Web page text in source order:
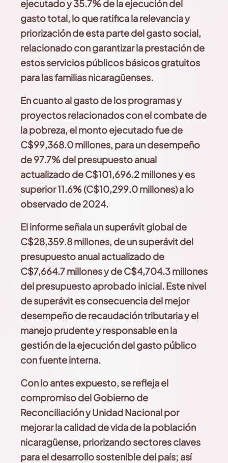
ejecutado y 35.7% de la ejecución del
gasto total, lo que ratifica la relevancia y
priorizaciónde esta parte del gasto social,
relacionado con garantizar la prestación de
estos servicios públicos básicos gratuitos
para las familias nicaragüenses.
En cuanto al gasto de los programas y
proyectos relacionados con el combate de
la pobreza, el montoejecutado fue de
C$99,368.0 millones, para un desempeño
de97.7% del presupuesto anual
actualizado de C$101,696.2millones y es
superior 11.6% (C$10,299.0 millones) a lo
observado de 2024.
El informe señala un superávit global de
C$28,359.8 millones, de un superávit del
presupuesto anual actualizado de
C$7,664.7 millones y de C$4,704.3millones
del presupuesto aprobado inicial. Este nivel
desuperávit es consecuencia del mejor
desempeño de recaudación tributaria y el
manejo prudente y responsable en la
gestión de la ejecución del gasto público
con fuente interna.
Con lo antes expuesto, se refleja el
compromiso delGobierno de
Reconciliación y Unidad Nacional por
mejorar la calidad de vida de la población
nicaragüense, priorizando sectores claves
para el desarrollo sostenibledel país; así